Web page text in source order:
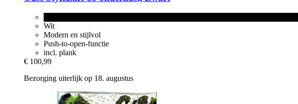
Wit
Modern en stijlvol
Push-to-open-functie
incl. plank
€ 100,99
Bezorging uiterlijk op 18. augustus